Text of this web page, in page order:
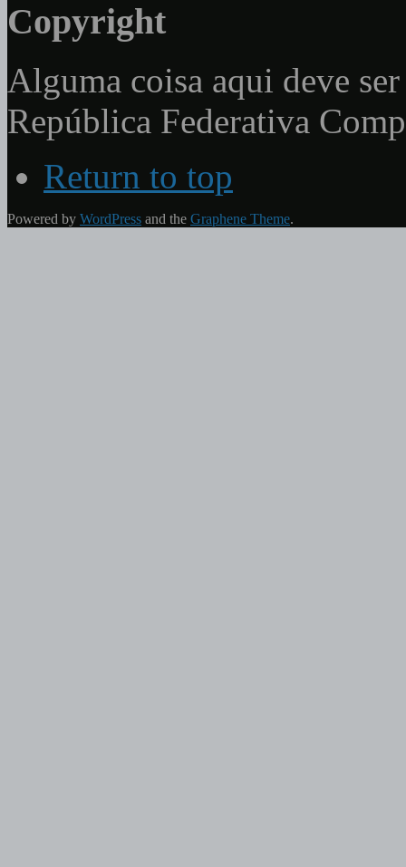
Copyright
Alguma coisa aqui deve
República Federativa
Return to top
Powered by WordPress and the Graphene Theme.